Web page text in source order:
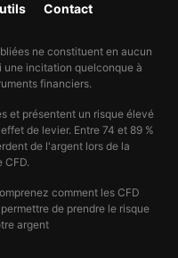
Contact
ne constituent en aucun
une incitation quelconque à
financiers.
et présentent un risque élevé
de levier. Entre 74 et 89 %
de l'argent lors de la
CFD.
comment les CFD
de prendre le risque
argent